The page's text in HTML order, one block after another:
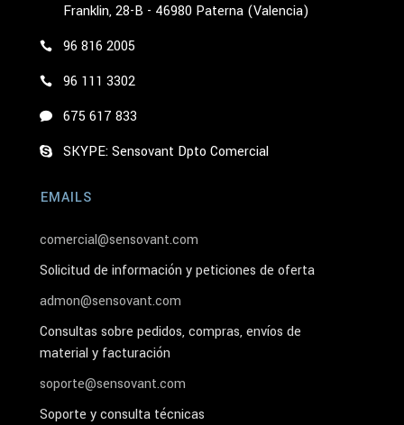
Franklin, 28-B - 46980 Paterna (Valencia)
96 816 2005
96 111 3302
675 617 833
SKYPE: Sensovant Dpto Comercial
EMAILS
comercial@sensovant.com
Solicitud de información y peticiones de oferta
admon@sensovant.com
Consultas sobre pedidos, compras, envíos de
material y facturación
soporte@sensovant.com
Soporte y consulta técnicas